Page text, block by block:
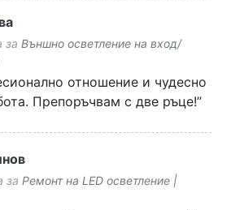
за Външно осветление на вход/
отношение и чудесно
Препоръчвам с две ръце!”
за Ремонт на LED осветление |